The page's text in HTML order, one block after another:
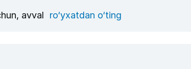
avval ro‘yxatdan o‘ting